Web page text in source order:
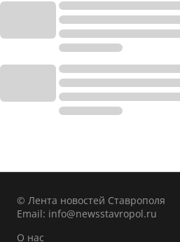
© Лента новостей Ставрополя
Email: info@newsstavropol.ru
О нас